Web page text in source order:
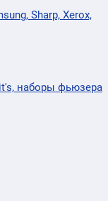
Sharp, Xerox,
наборы фьюзера